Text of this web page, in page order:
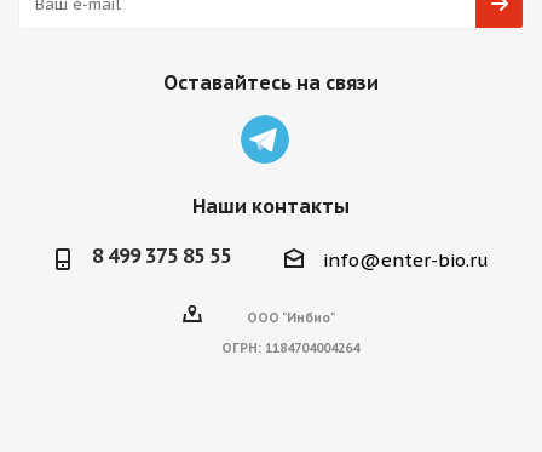
Оставайтесь на связи
Наши контакты
8 499 375 85 55 info@enter-bio.ru
ООО "Инбио"
ОГРН: 1184704004264